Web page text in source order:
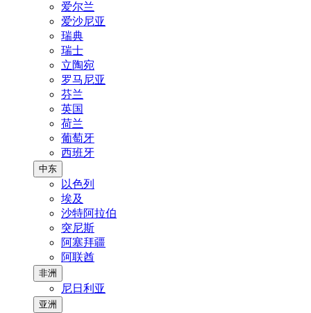
爱尔兰
爱沙尼亚
瑞典
瑞士
立陶宛
罗马尼亚
芬兰
英国
荷兰
葡萄牙
西班牙
中东
以色列
埃及
沙特阿拉伯
突尼斯
阿塞拜疆
阿联酋
非洲
尼日利亚
亚洲